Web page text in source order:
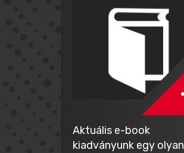
Aktuális e-book
kiadványunk egy olyan